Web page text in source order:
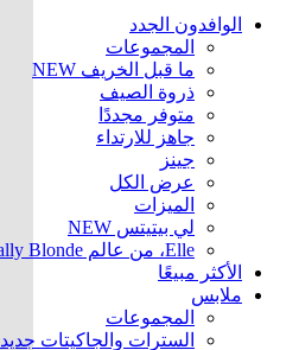
الوافدون الجدد
المجموعات
ما قبل الخريف NEW
ذروة الصيف
متوفر مجددًا
جاهز للارتداء
جينز
عرض الكل
الميزات
لي بيتيتس NEW
Elle، من عالم Legally Blonde بواسطة L’AGENCE
الأكثر مبيعًا
ملابس
المجموعات
السترات والجاكيتات جديد